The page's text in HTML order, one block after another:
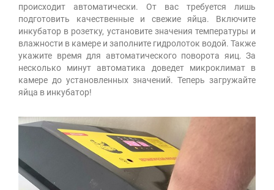
происходит автоматически. От вас требуется лишь
подготовить качественные и свежие яйца. Включите
инкубатор в розетку, установите значения температуры и
влажности в камере и заполните гидролоток водой. Также
укажите время для автоматического поворота яиц. За
несколько минут автоматика доведет микроклимат в
камере до установленных значений. Теперь загружайте
яйца в инкубатор!